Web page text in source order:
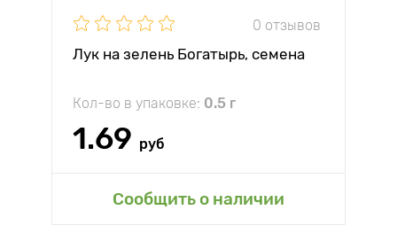
0 отзывов
Лук на зелень Богатырь, семена
Кол-во в упаковке: 0.5 г
1.69 руб
Сообщить о наличии